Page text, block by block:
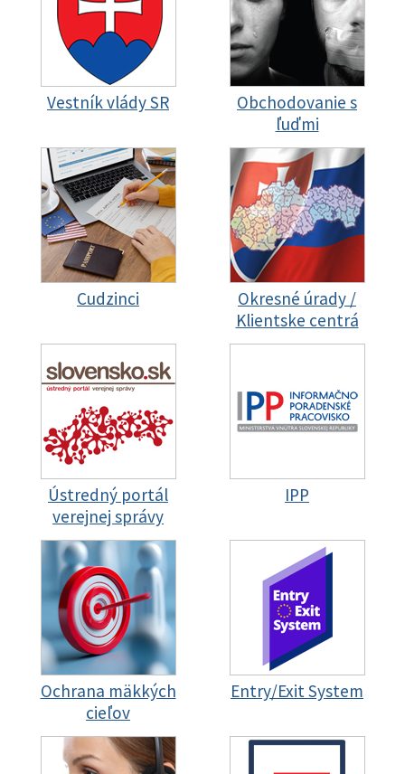
Vestník vlády SR
Obchodovanie s
ľuďmi
Cudzinci
Okresné úrady /
Klientske centrá
Ústredný portál
verejnej správy
IPP
Ochrana mäkkých
cieľov
Entry/Exit System